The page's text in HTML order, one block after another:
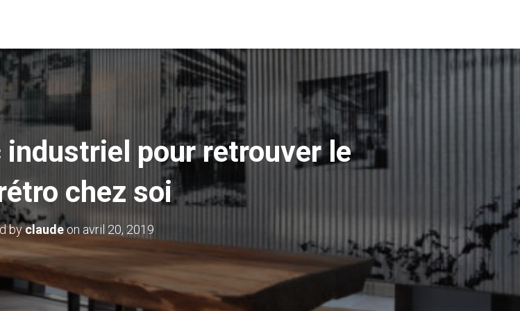
industriel pour retrouver le
chez soi
byclaudeon avril 20, 2019